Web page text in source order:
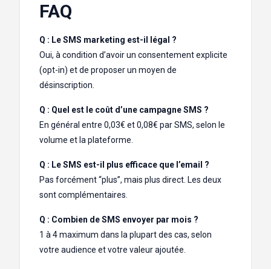
FAQ
Q : Le SMS marketing est-il légal ?
Oui, à condition d’avoir un consentement explicite
(opt-in) et de proposer un moyen de
désinscription.
Q : Quel est le coût d’une campagne SMS ?
En général entre 0,03€ et 0,08€ par SMS, selon le
volume et la plateforme.
Q : Le SMS est-il plus efficace que l’email ?
Pas forcément “plus”, mais plus direct. Les deux
sont complémentaires.
Q : Combien de SMS envoyer par mois ?
1 à 4 maximum dans la plupart des cas, selon
votre audience et votre valeur ajoutée.